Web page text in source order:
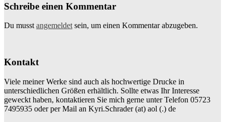
Schreibe einen Kommentar
Du musstangemeldetsein, um einen Kommentar abzugeben.
Kontakt
Viele meiner Werke sind auch als hochwertige Drucke in
unterschiedlichen Größen erhältlich. Sollte etwas Ihr Interesse
geweckt haben, kontaktieren Sie mich gerne unter Telefon 05723
7495935 oder per Mail an Kyri.Schrader (at) aol (.) de